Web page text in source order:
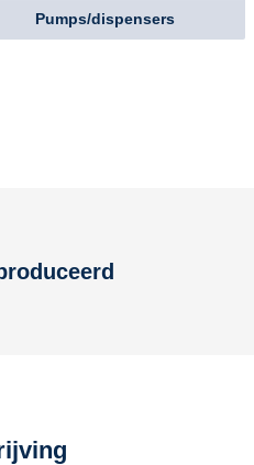
Pumps/dispensers